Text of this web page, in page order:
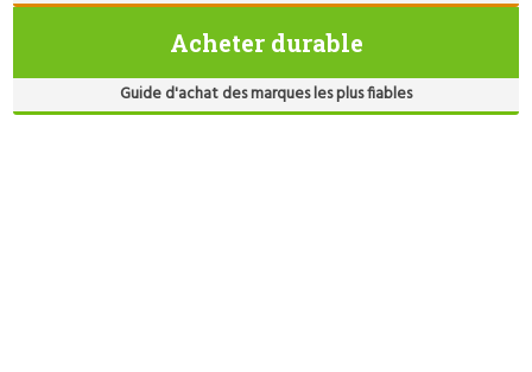
Acheter durable
Guide d'achat des marques les plus fiables